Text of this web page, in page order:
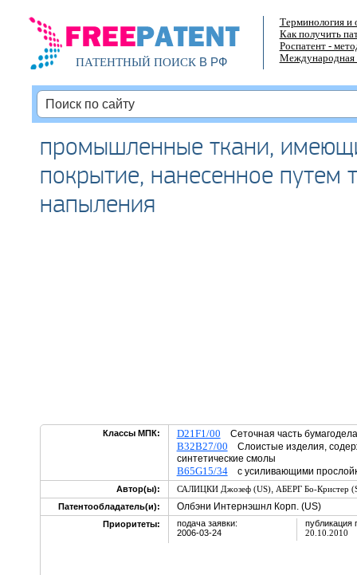
ПАТЕНТНЫЙ ПОИСКВ РФ
Терминология и
Как получить
Роспатент -
Международная
промышленные ткани,
покрытие, нанесенное путем
напыления
Классы МПК: D21F1/00 Сеточная часть
B32B27/00 Слоистые изделия,
синтетические смолы
B65G15/34с усиливающими
Автор(ы): САЛИЦКИ Джозеф (US), АБЕРГ Бо-Кристер
Патентообладатель(и):
Олбэни Интернэшнл Корп. (US)
Приоритеты:
подача заявки:
2006-03-24
публикация
20.10.2010